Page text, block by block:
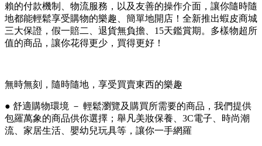
賴的付款機制、物流服務，以及友善的操作介面，讓你隨時隨
地都能輕鬆享受購物的樂趣、簡單地開店！全新推出蝦皮商城
三大保證，假一賠二、退貨無負擔、15天鑑賞期。多樣物超所
值的商品，讓你花得更少，買得更好！
無時無刻，隨時隨地，享受買賣東西的樂趣
● 舒適購物環境 － 輕鬆瀏覽及購買所需要的商品，我們提供
包羅萬象的商品供你選擇；舉凡美妝保養、3C電子、時尚潮
流、家居生活、嬰幼兒玩具等，讓你一手網羅